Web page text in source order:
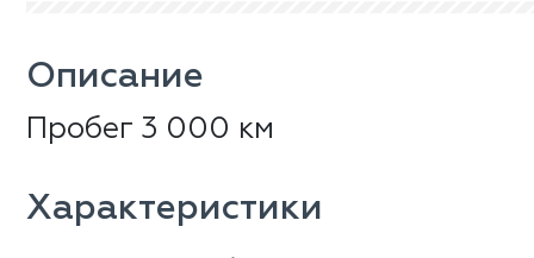
Описание
Пробег 3 000 км
Характеристики